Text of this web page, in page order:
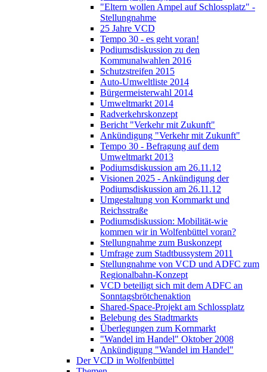
"Eltern wollen Ampel auf Schlossplatz" -
Stellungnahme
25 Jahre VCD
Tempo 30 - es geht voran!
Podiumsdiskussion zu den
Kommunalwahlen 2016
Schutzstreifen 2015
Auto-Umweltliste 2014
Bürgermeisterwahl 2014
Umweltmarkt 2014
Radverkehrskonzept
Bericht "Verkehr mit Zukunft"
Ankündigung "Verkehr mit Zukunft"
Tempo 30 - Befragung auf dem
Umweltmarkt 2013
Podiumsdiskussion am 26.11.12
Visionen 2025 - Ankündigung der
Podiumsdiskussion am 26.11.12
Umgestaltung von Kornmarkt und
Reichsstraße
Podiumsdiskussion: Mobilität-wie
kommen wir in Wolfenbüttel voran?
Stellungnahme zum Buskonzept
Umfrage zum Stadtbussystem 2011
Stellungnahme von VCD und ADFC zum
Regionalbahn-Konzept
VCD beteiligt sich mit dem ADFC an
Sonntagsbrötchenaktion
Shared-Space-Projekt am Schlossplatz
Belebung des Stadtmarkts
Überlegungen zum Kornmarkt
"Wandel im Handel" Oktober 2008
Ankündigung "Wandel im Handel"
Der VCD in Wolfenbüttel